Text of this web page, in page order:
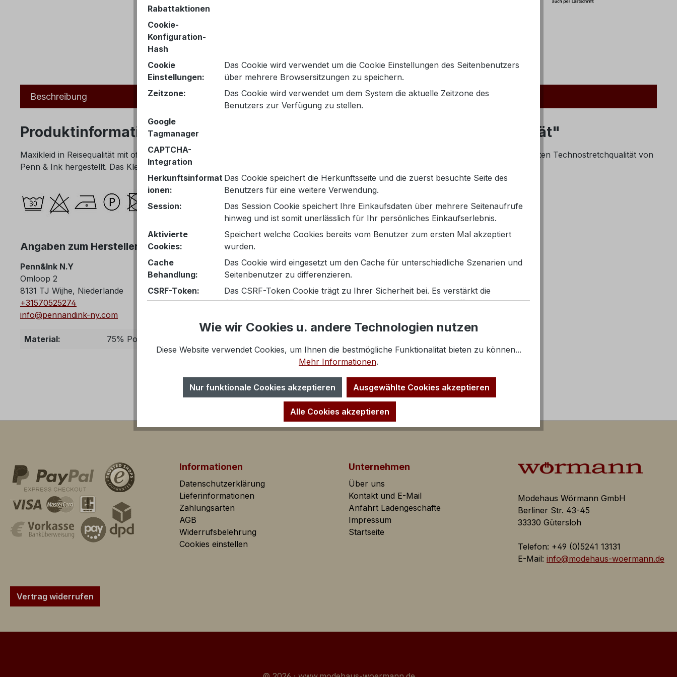
Beschreibung
Produktinformationen "PENN&INK N.Y Maxikleid in schwarz in Reisequalität"
Maxikleid in Reisequalität mit offenem Detail am Rücken und kurzen Ärmeln von Penn & Ink. Das Kleid ist wadenlang und in der bewährten Technostretchqualität von
Penn & Ink hergestellt. Das Kleid fällt größengerecht aus.
Angaben zum Hersteller (Informationspflichten zur GPSR Produktsicherheitsverordnung)
Penn&Ink N.Y
Omloop 2
8131 TJ Wijhe, Niederlande
+31570525274
info@pennandink-ny.com
Material: 75% Polyamid, 25% Elasthan
Informationen
Datenschutzerklärung
Lieferinformationen
Zahlungsarten
AGB
Widerrufsbelehrung
Cookies einstellen
Unternehmen
Über uns
Kontakt und E-Mail
Anfahrt Ladengeschäfte
Impressum
Startseite
Modehaus Wörmann GmbH
Berliner Str. 43-45
33330 Gütersloh
Telefon: +49 (0)5241 13131
E-Mail: info@modehaus-woermann.de
Vertrag widerrufen
Rabattaktionen
Cookie-
Konfiguration-
Hash
Cookie
Einstellungen:
Das Cookie wird verwendet um die Cookie Einstellungen des Seitenbenutzers
über mehrere Browsersitzungen zu speichern.
Zeitzone:
Das Cookie wird verwendet um dem System die aktuelle Zeitzone des
Benutzers zur Verfügung zu stellen.
Google
Tagmanager
CAPTCHA-
Integration
Herkunftsinformat
ionen:
Das Cookie speichert die Herkunftsseite und die zuerst besuchte Seite des
Benutzers für eine weitere Verwendung.
Session:
Das Session Cookie speichert Ihre Einkaufsdaten über mehrere Seitenaufrufe
hinweg und ist somit unerlässlich für Ihr persönliches Einkaufserlebnis.
Aktivierte
Cookies:
Speichert welche Cookies bereits vom Benutzer zum ersten Mal akzeptiert
wurden.
Cache
Behandlung:
Das Cookie wird eingesetzt um den Cache für unterschiedliche Szenarien und
Seitenbenutzer zu differenzieren.
CSRF-Token:
Das CSRF-Token Cookie trägt zu Ihrer Sicherheit bei. Es verstärkt die
Absicherung bei Formularen gegen unerwünschte Hackangriffe.
Komfortfunktionen
Inaktiv
YouTube-
Inaktiv
Vimeo-Video
Inaktiv
Merkzettel
Inaktiv
Tracking Cookies helfen dem Shopbetreiber Informationen über das Verhalten von Nutzern auf
Analytics:
Google Analytics wird zur der Datenverkehranalyse der
Webseite eingesetzt. Dabei können Statistiken über
Webseitenaktivitäten erstellt und ausgelesen werden.
Statistiken
Für Statistiken und Shop-Performance-Metriken genutzte Cookies.
Werbungseffizienz auf der Webseite verwendet.
Wie wir Cookies u. andere Technologien nutzen
Diese Website verwendet Cookies, um Ihnen die bestmögliche Funktionalität bieten zu können...
Mehr Informationen.
Nur funktionale Cookies akzeptieren Ausgewählte Cookies akzeptieren
Alle Cookies akzeptieren